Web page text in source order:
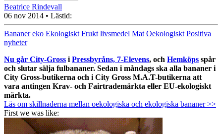
Beatrice Rindevall
06 nov 2014 • Lästid:
Bananer eko Ekologiskt Frukt livsmedel Mat Oekologiskt Positiva
nyheter
Nu går City-Gross i Pressbyråns, 7-Elevens, och Hemköps spår
och slutar sälja fulbananer. Sedan i måndags ska alla bananer i
City Gross-butikerna och i City Gross M.A.T-butikerna att
vara antingen Krav- och Fairtrademärkta eller EU-ekologiskt
märkta.
Läs om skillnaderna mellan oekologiska och ekologiska bananer >>
First we was like: